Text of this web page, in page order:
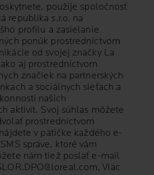
použije spoločnosť
republika s.r.o. na
profilu a zasielanie
ponúk prostredníctvom
od svojej značky La
aj prostredníctvom
značiek na partnerských
a sociálnych sieťach a
našich
aktivít. Svoj súhlas môžete
prostredníctvom
v pätičke každého e-
správe, ktoré vám
nám tiež poslať e-mail
. Viac